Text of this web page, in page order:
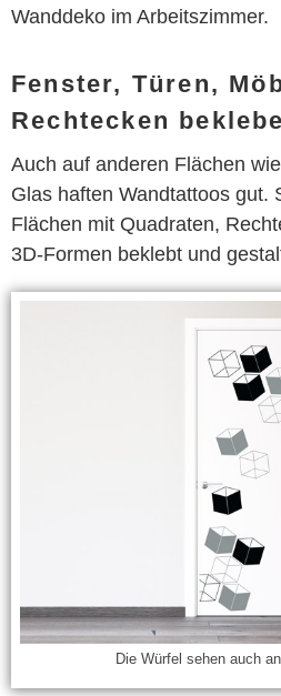
Wanddeko im Arbeitszimmer.
Fenster, Türen,
Rechtecken
Auch auf anderen Flächen
Glas haften Wandtattoos gut.
Flächen mit Quadraten,
3D-Formen beklebt und
Die Würfel sehen auch